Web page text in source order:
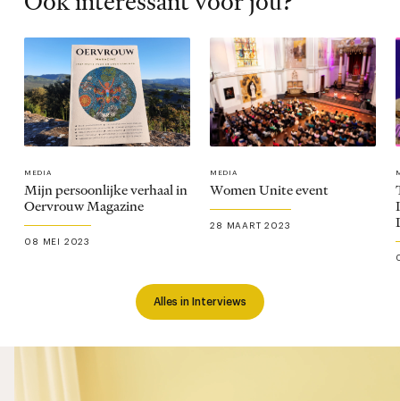
Alles in Interviews
MEDIA
Mijn persoonlijke verhaal in
Oervrouw Magazine
08 MEI 2023
MEDIA
Women Unite event
28 MAART 2023